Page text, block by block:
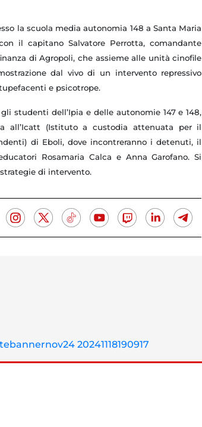
la scuola media autonomia 148 a Santa Maria
il capitano Salvatore Perrotta, comandante
di Agropoli, che assieme alle unità cinofile
dal vivo di un intervento repressivo
e psicotrope.
gli studenti dell’Ipia e delle autonomie 147 e 148,
all’Icatt (Istituto a custodia attenuata per il
di Eboli, dove incontreranno i detenuti, il
Rosamaria Calca e Anna Garofano. Si
di intervento.